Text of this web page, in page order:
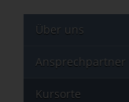
Über uns
Ansprechpartner
Kursorte